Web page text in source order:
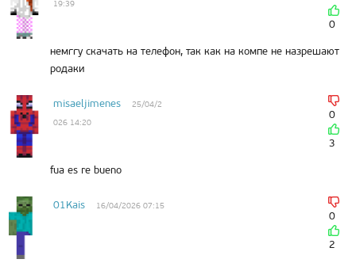
19:39
0
немггу скачать на телефон, так как на компе не назрешают
родаки
misaeljimenes
25/04/2
026 14:20
0
3
fua es re bueno
01Kais 16/04/2026 07:15
0
2